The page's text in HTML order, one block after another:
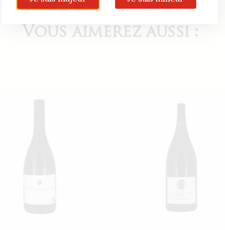
Vous aimerez aussi :